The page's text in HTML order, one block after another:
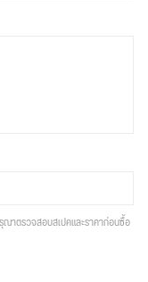
ณาตรวจสอบสเปคและราคาก่อนซื้อ